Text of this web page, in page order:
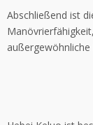
Abschließend ist